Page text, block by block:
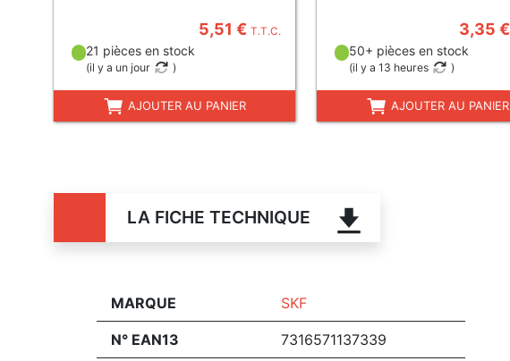
5,51 € T.T.C.
21 pièces en stock
(il y a un jour )
AJOUTER AU PANIER
3,35 €
50+ pièces en stock
(il y a 13 heures )
AJOUTER AU PANIER
LA FICHE TECHNIQUE
MARQUE SKF
N° EAN13 7316571137339